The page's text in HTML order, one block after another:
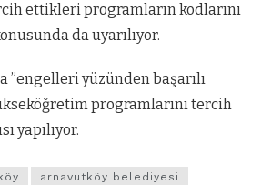
ettikleri programların kodlarını
da uyarılıyor.
”engelleri yüzünden başarılı
programlarını tercih
yapılıyor.
arnavutköy belediyesi